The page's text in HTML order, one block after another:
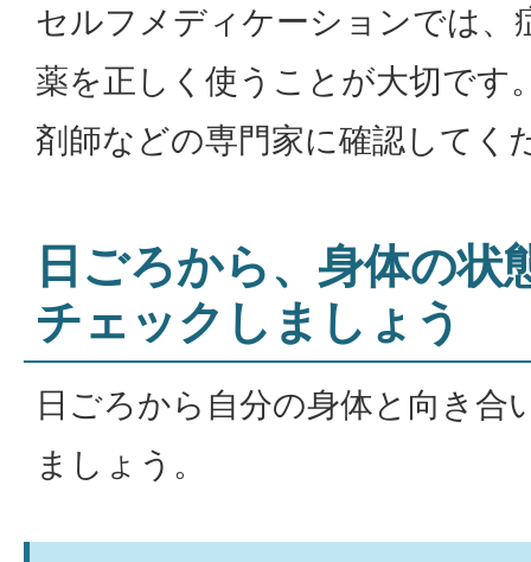
セルフメディケーションでは、
薬を正しく使うことが大切です
剤師などの専門家に確認してく
日ごろから、身体の状
チェックしましょう
日ごろから自分の身体と向き合
ましょう。